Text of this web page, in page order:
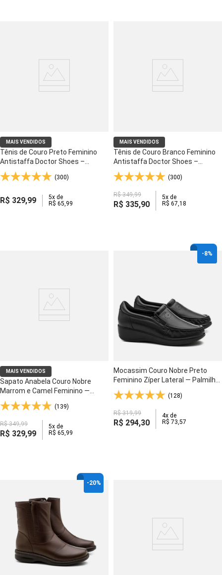
MAIS VENDIDOS
Tênis de Couro Preto Feminino
Antistaffa Doctor Shoes –
Conforto para o Dia Inteiro - 1401
(300)
R$ 329,99 5x de
R$ 65,99
MAIS VENDIDOS
Tênis de Couro Branco Feminino
Antistaffa Doctor Shoes –
Conforto para o Dia Inteiro - 1401
(300)
R$ 349,99
R$ 335,90
5x de
R$ 67,18
MAIS VENDIDOS
Sapato Anabela Couro Nobre
Marrom e Camel Feminino —
Costura Artesanal e Palmilha
Anti-Impacto - 7801
(139)
R$ 349,99
R$ 329,99
5x de
R$ 65,99
-8%
Mocassim Couro Nobre Preto
Feminino Zíper Lateral — Palmilha
Anti-Impacto e Solado Gel Flexível
- 200
(128)
R$ 319,99
R$ 294,30
4x de
R$ 73,57
-20%